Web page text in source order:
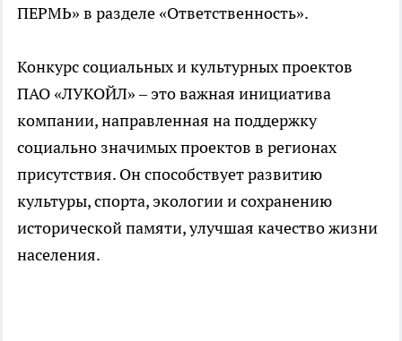
ПЕРМЬ» в разделе «Ответственность».
Конкурс социальных и культурных проектов
ПАО «ЛУКОЙЛ» – это важная инициатива
компании, направленная на поддержку
социально значимых проектов в регионах
присутствия. Он способствует развитию
культуры, спорта, экологии и сохранению
исторической памяти, улучшая качество жизни
населения.